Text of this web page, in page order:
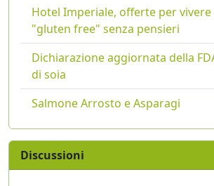
Hotel Imperiale, offerte per vivere
"gluten free" senza pensieri
Dichiarazione aggiornata della
di soia
Salmone Arrosto e Asparagi
Discussioni